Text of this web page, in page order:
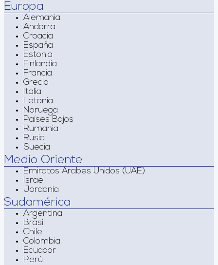
Europa
Alemania
Andorra
Croacia
España
Estonia
Finlandia
Francia
Grecia
Italia
Letonia
Noruega
Países Bajos
Rumania
Rusia
Suecia
Medio Oriente
Emiratos Árabes Unidos (UAE)
Israel
Jordania
Sudamérica
Argentina
Brasil
Chile
Colombia
Ecuador
Perú